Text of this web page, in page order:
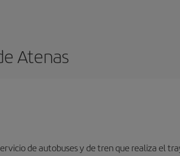
Atenas
de autobuses y de tren que realiza el